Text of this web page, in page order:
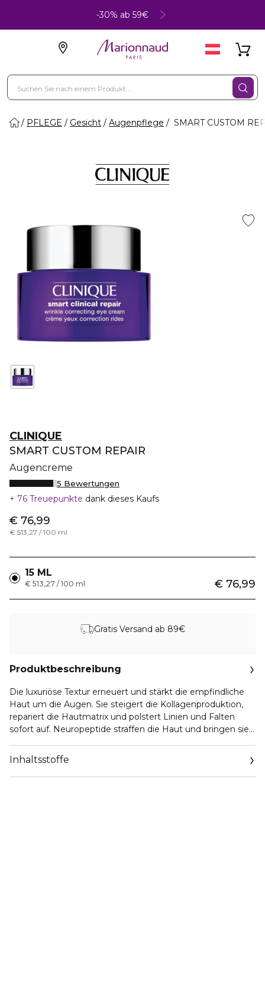
-30% ab 59€
PFLEGE Gesicht Augenpflege SMART CUSTOM
CLINIQUE
SMART CUSTOM REPAIR
Augencreme
5 Bewertungen
76 Treuepunkte dank dieses Kaufs
€ 76,99
€ 513,27 / 100 ml
15 ML
€ 76,99
€ 513,27 / 100 ml
Gratis Versand ab 89€
Produktbeschreibung
Die luxuriöse Textur erneuert und stärkt die empfindliche
Haut um die Augen. Sie steigert die Kollagenproduktion,
repariert die Hautmatrix und polstert Linien und Falten
sofort auf. Neuropeptide straffen die Haut und bringen sie
Inhaltsstoffe